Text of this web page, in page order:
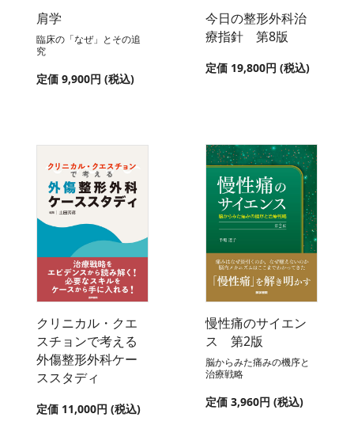
肩学
臨床の「なぜ」とその追
究
定価 9,900円 (税込)
今日の整形外科治
療指針 第8版
定価 19,800円 (税込)
クリニカル・クエ
スチョンで考える
外傷整形外科ケー
ススタディ
定価 11,000円 (税込)
慢性痛のサイエン
ス 第2版
脳からみた痛みの機序と
治療戦略
定価 3,960円 (税込)